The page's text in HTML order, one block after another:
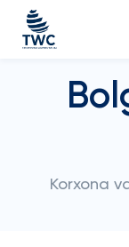
Korxona